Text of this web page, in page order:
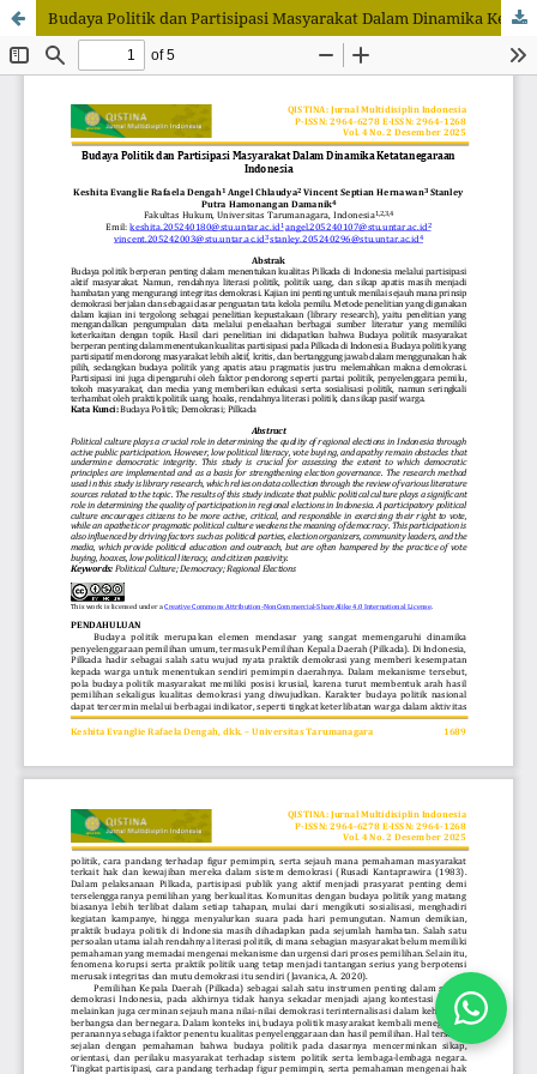
Budaya Politik dan Partisipasi Masyarakat Dalam Dinamika Ketatanegaraan Indonesia